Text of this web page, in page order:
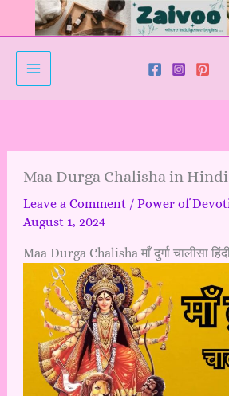
Maa Durga Chalisha in Hindi
Leave a Comment / Power of
August 1, 2024
Maa Durga Chalisha माँ दुर्गा चालीसा